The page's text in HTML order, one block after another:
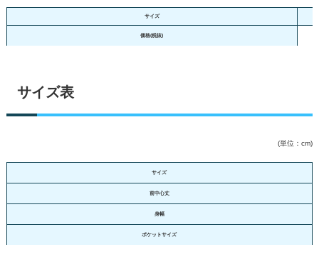
サイズ
価格(税抜)
サイズ表
(単位：cm)
サイズ
前中心丈
身幅
ポケットサイズ